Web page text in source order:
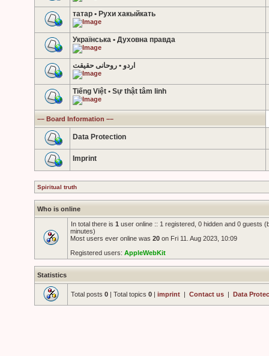
татар • Рухи хакыйкать
Українська • Духовна правда
اردو • روحانی حقیقت
Tiếng Việt • Sự thật tâm linh
–– Board Information ––
Data Protection
Imprint
Spiritual truth
Who is online
In total there is 1 user online :: 1 registered, 0 hidden and 0 guests
minutes)
Most users ever online was 20 on Fri 11. Aug 2023, 10:09
Registered users: AppleWebKit
Statistics
Total posts 0 | Total topics 0 | imprint | Contact us | Data